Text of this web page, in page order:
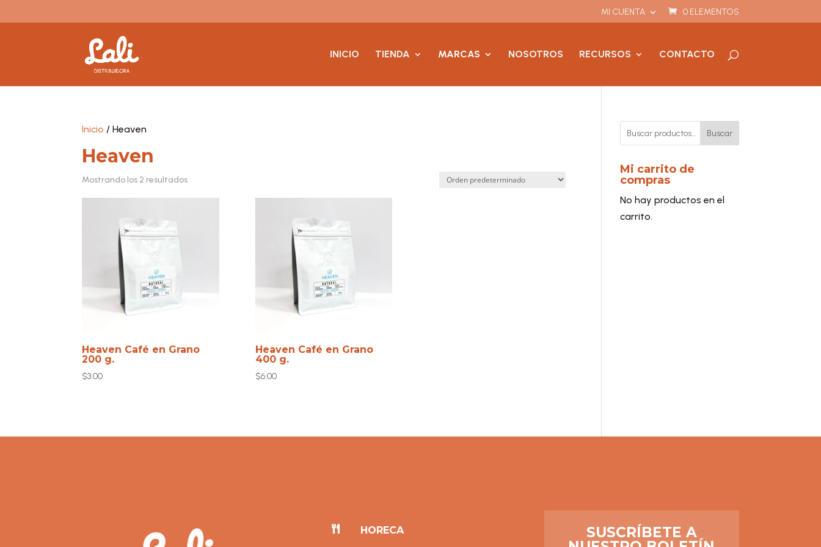
MI CUENTA 0 ELEMENTOS
INICIO TIENDA MARCAS NOSOTROS RECURSOS CONTACTO
Inicio / Heaven
Heaven
Mostrando los 2 resultados
Heaven Café en Grano
200 g.
$3.00
Heaven Café en Grano
400 g.
$6.00
Buscar
Mi carrito de
compras
No hay productos en el
carrito.

HORECA
SUSCRÍBETE A